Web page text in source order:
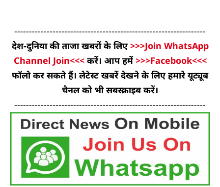
-----------------------------------------------------------------
देश-दुनिया की ताजा खबरों के लिए>>>Join WhatsApp
Channel Join<<< करें। आप हमें>>>Facebook<<<
फॉलो कर सकते हैं। लेटेस्ट खबरें देखने के लिए हमारे यूट्यूब
चैनल को भी सबस्क्राइब करें।
-----------------------------------------------------------------